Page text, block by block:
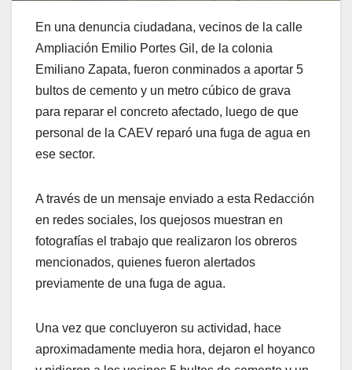
En una denuncia ciudadana, vecinos de la calle
Ampliación Emilio Portes Gil, de la colonia
Emiliano Zapata, fueron conminados a aportar 5
bultos de cemento y un metro cúbico de grava
para reparar el concreto afectado, luego de que
personal de la CAEV reparó una fuga de agua en
ese sector.
A través de un mensaje enviado a esta Redacción
en redes sociales, los quejosos muestran en
fotografías el trabajo que realizaron los obreros
mencionados, quienes fueron alertados
previamente de una fuga de agua.
Una vez que concluyeron su actividad, hace
aproximadamente media hora, dejaron el hoyanco